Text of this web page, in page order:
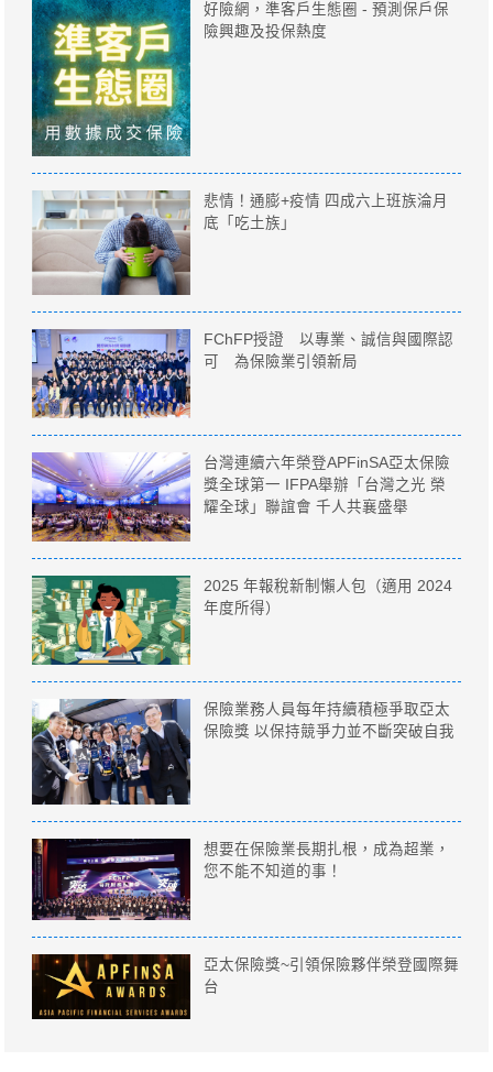
好險網，準客戶生態圈 - 預測保戶保
險興趣及投保熱度
悲情！通膨+疫情 四成六上班族淪月
底「吃土族」
FChFP授證 以專業、誠信與國際認
可 為保險業引領新局
台灣連續六年榮登APFinSA亞太保險
獎全球第一 IFPA舉辦「台灣之光 榮
耀全球」聯誼會 千人共襄盛舉
2025 年報稅新制懶人包（適用 2024
年度所得）
保險業務人員每年持續積極爭取亞太
保險獎 以保持競爭力並不斷突破自我
想要在保險業長期扎根，成為超業，
您不能不知道的事！
亞太保險獎~引領保險夥伴榮登國際舞
台